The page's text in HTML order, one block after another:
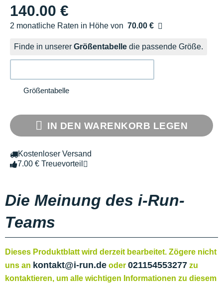
140.00 €
2 monatliche Raten in Höhe von 70.00 €
Ohne Zusatzkosten
Finde in unserer Größentabelle die passende Größe.
Größentabelle
IN DEN WARENKORB LEGEN
Kostenloser Versand
7.00 € Treuevorteil
Die Meinung des i-Run-
Teams
Dieses Produktblatt wird derzeit bearbeitet. Zögere nicht
uns an kontakt@i-run.de oder 021154553277 zu
kontaktieren, um alle wichtigen Informationen zu diesem